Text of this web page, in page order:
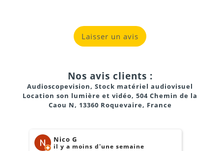
Laisser un avis
Nos avis clients :
Audioscopevision, Stock matériel audiovisuel
Location son lumière et vidéo, 504 Chemin de la
Caou N, 13360 Roquevaire, France
Nico G
il y a moins d'une semaine